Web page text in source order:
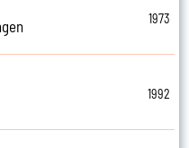
1973
1992